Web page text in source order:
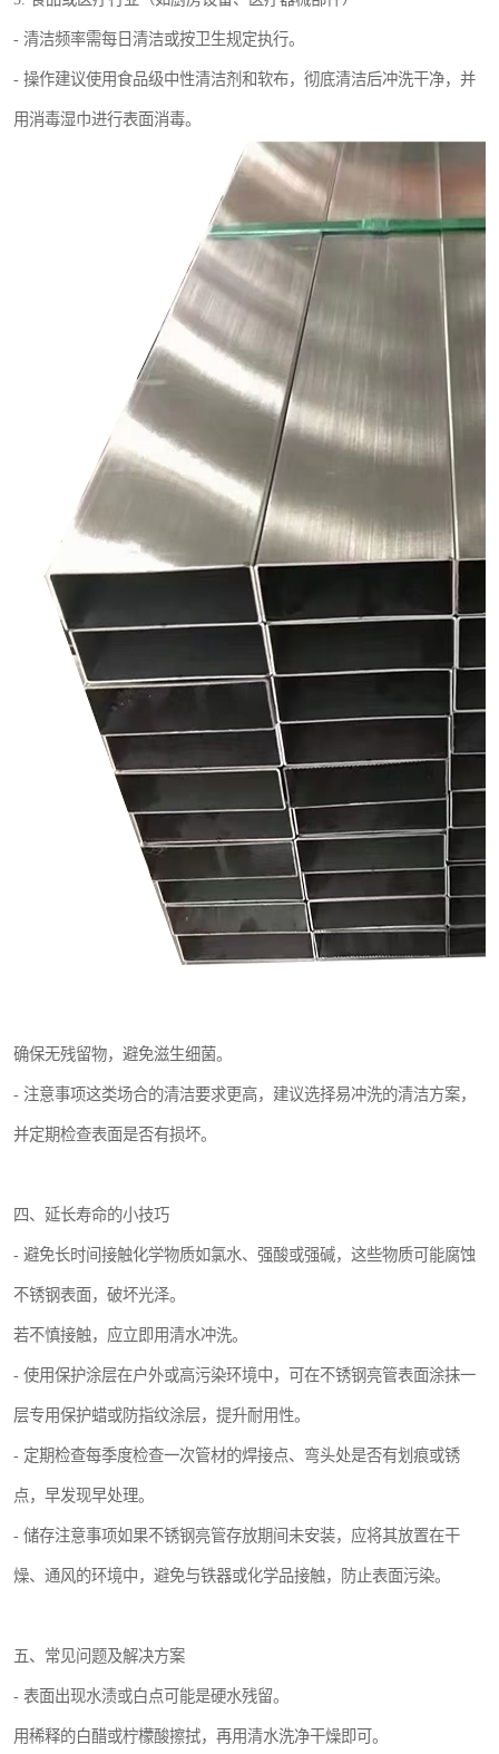
- 清洁频率需每日清洁或按卫生规定执行。
- 操作建议使用食品级中性清洁剂和软布，彻底清洁后冲洗干净，并
用消毒湿巾进行表面消毒。
确保无残留物，避免滋生细菌。
- 注意事项这类场合的清洁要求更高，建议选择易冲洗的清洁方案，
并定期检查表面是否有损坏。
四、延长寿命的小技巧
- 避免长时间接触化学物质如氯水、强酸或强碱，这些物质可能腐蚀
不锈钢表面，破坏光泽。
若不慎接触，应立即用清水冲洗。
- 使用保护涂层在户外或高污染环境中，可在不锈钢亮管表面涂抹一
层专用保护蜡或防指纹涂层，提升耐用性。
- 定期检查每季度检查一次管材的焊接点、弯头处是否有划痕或锈
点，早发现早处理。
- 储存注意事项如果不锈钢亮管存放期间未安装，应将其放置在干
燥、通风的环境中，避免与铁器或化学品接触，防止表面污染。
五、常见问题及解决方案
- 表面出现水渍或白点可能是硬水残留。
用稀释的白醋或柠檬酸擦拭，再用清水洗净干燥即可。